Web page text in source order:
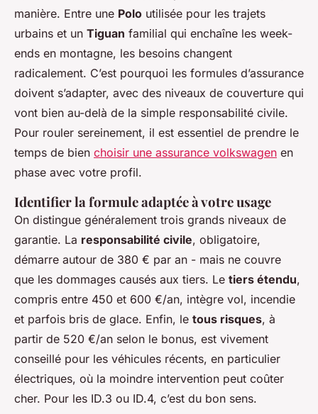
manière. Entre une Polo utilisée pour les trajets
urbains et un Tiguan familial qui enchaîne les week-
ends en montagne, les besoins changent
radicalement. C’est pourquoi les formules d’assurance
doivent s’adapter, avec des niveaux de couverture qui
vont bien au-delà de la simple responsabilité civile.
Pour rouler sereinement, il est essentiel de prendre le
temps de bien choisir une assurance volkswagen en
phase avec votre profil.
Identifier la formule adaptée à votre usage
On distingue généralement trois grands niveaux de
garantie. La responsabilité civile, obligatoire,
démarre autour de 380 € par an - mais ne couvre
que les dommages causés aux tiers. Le tiers étendu,
compris entre 450 et 600 €/an, intègre vol, incendie
et parfois bris de glace. Enfin, le tous risques, à
partir de 520 €/an selon le bonus, est vivement
conseillé pour les véhicules récents, en particulier
électriques, où la moindre intervention peut coûter
cher. Pour les ID.3 ou ID.4, c’est du bon sens.